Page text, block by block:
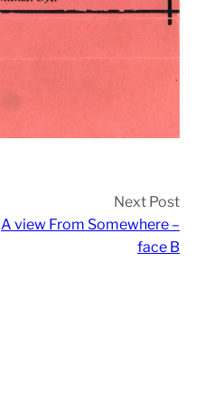
Next Post
A view From Somewhere –
face B